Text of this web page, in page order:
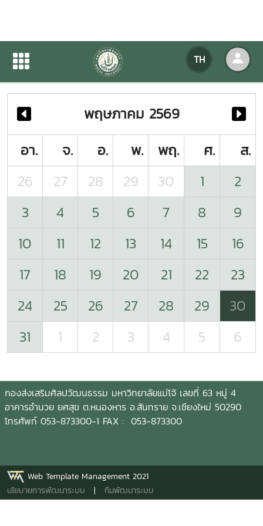
TH
ปฏิทินกิจกรรมของหน่วยงาน
ปฏิทินกิจกรรมของหน่วยงาน
พฤษภาคม 2569
อา.
จ. อ. พ. พฤ. ศ.
ส.
26
27 28 29 30 1
2
3
4 5 6 7 8
9
10
11 12 13 14 15
16
17
18 19 20 21 22
23
24
25 26 27 28 29
30
31
1 2 3 4 5 6
กองส่งเสริมศิลปวัฒนธรรม มหาวิทยาลัยแม่โจ้ เลขที่ 63 หมู่ 4
อาคารอำนวย ยศสุข ต.หนองหาร อ.สันทราย จ.เชียงใหม่ 50290
โทรศัพท์ 053-873300-1 FAX : 053-873300
Web Template Management 2021
นโยบายการพัฒนาระบบ | ทีมพัฒนาระบบ